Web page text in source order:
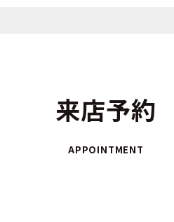
来店予約
APPOINTMENT